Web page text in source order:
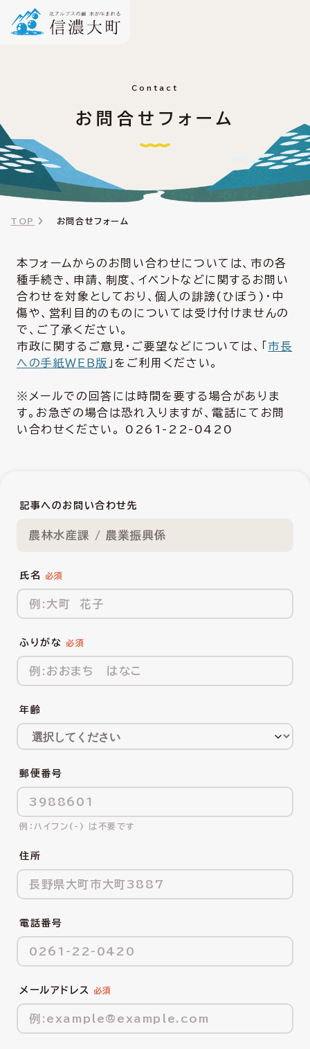
Contact
お問合せフォーム
TOP お問合せフォーム
本フォームからのお問い合わせについては、市の各
種手続き、申請、制度、イベントなどに関するお問い
合わせを対象としており、個人の誹謗(ひぼう)・中
傷や、営利目的のものについては受け付けませんの
で、ご了承ください。
市政に関するご意見・ご要望などについては、「市長
への手紙ＷＥＢ版 」をご利用ください。
※メールでの回答には時間を要する場合がありま
す。お急ぎの場合は恐れ入りますが、電話にてお問
い合わせください。 0261-22-0420
記事へのお問い合わせ先
農林水産課 / 農業振興係
氏名
ふりがな
年齢
郵便番号
ハイフン(-) は不要です
住所
電話番号
メールアドレス